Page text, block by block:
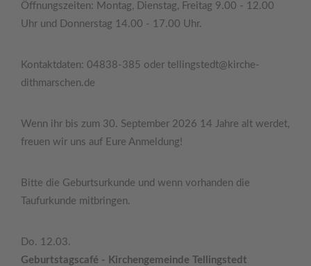
Öffnungszeiten: Montag, Dienstag, Freitag 9.00 - 12.00
Uhr und Donnerstag 14.00 - 17.00 Uhr.
Kontaktdaten: 04838-385 oder tellingstedt@kirche-
dithmarschen.de
Wenn ihr bis zum 30. September 2026 14 Jahre alt werdet,
freuen wir uns auf Eure Anmeldung!
Bitte die Geburtsurkunde und wenn vorhanden die
Taufurkunde mitbringen.
Do. 12.03.
Geburtstagscafé - Kirchengemeinde Tellingstedt